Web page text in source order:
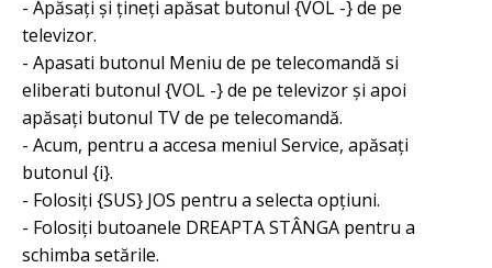
- Apăsați și țineți apăsat butonul {VOL ​​-} de pe
televizor.
- Apasati butonul Meniu de pe telecomandă si
eliberati butonul {VOL ​​-} de pe televizor și apoi
apăsați butonul TV de pe telecomandă.
- Acum, pentru a accesa meniul Service, apăsați
butonul {i}.
- Folosiți {SUS} JOS pentru a selecta opțiuni.
- Folosiți butoanele DREAPTA STÂNGA pentru a
schimba setările.